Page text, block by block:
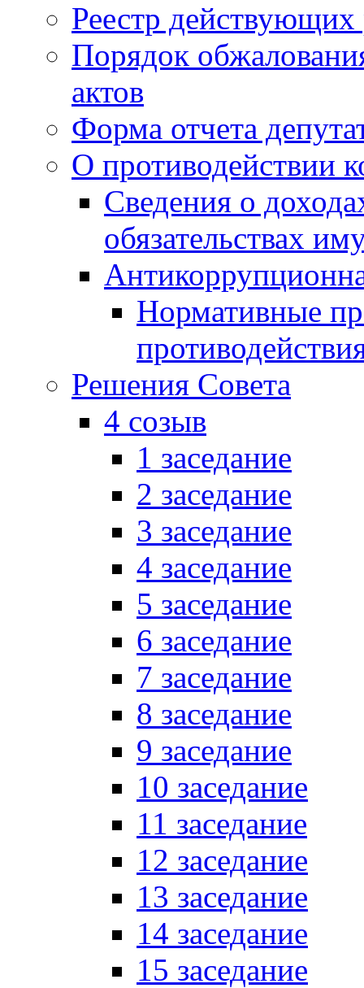
Реестр
Порядок
актов
Форма отчета
О противодействии
Сведения о
обязательствах
Нормативные
Решения Совета
4 созыв
1 заседание
2 заседание
3 заседание
4 заседание
5 заседание
6 заседание
7 заседание
8 заседание
9 заседание
10 заседание
11 заседание
12 заседание
13 заседание
14 заседание
15 заседание